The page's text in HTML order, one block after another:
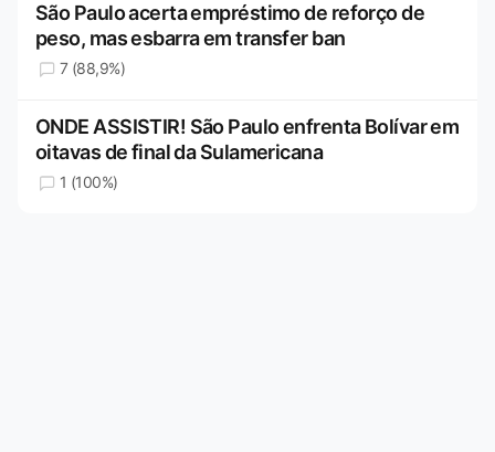
São Paulo acerta empréstimo de reforço de
peso, mas esbarra em transfer ban
7 (88,9%)
ONDE ASSISTIR! São Paulo enfrenta Bolívar em
oitavas de final da Sulamericana
1 (100%)